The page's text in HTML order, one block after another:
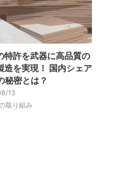
特許を武器に高品質の
造を実現！ 国内シェア
秘密とは？
13
取り組み